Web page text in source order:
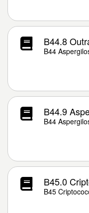
B44.8
B44
B44.9
B44
B45.0
B45